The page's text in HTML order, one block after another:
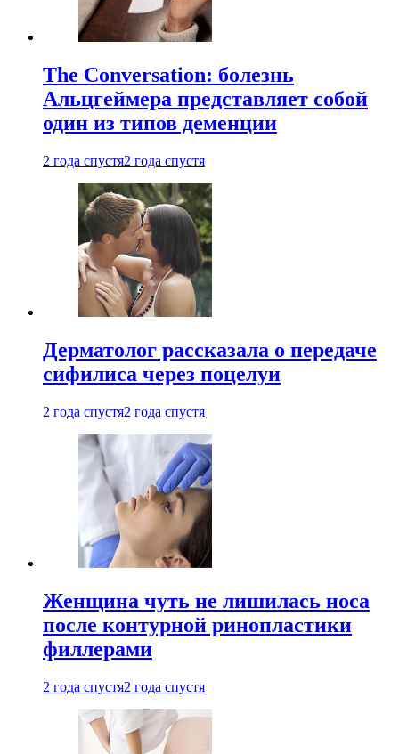
The Conversation: болезнь
Альцгеймера представляет собой
один из типов деменции
2 года спустя2 года спустя
Дерматолог рассказала о передаче
сифилиса через поцелуи
2 года спустя2 года спустя
Женщина чуть не лишилась носа
после контурной ринопластики
филлерами
2 года спустя2 года спустя